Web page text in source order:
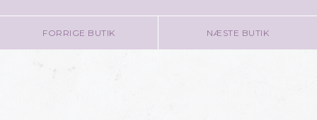
FORRIGE BUTIK NÆSTE BUTIK